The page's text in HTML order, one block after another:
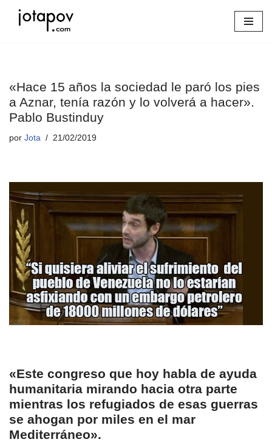
«Hace 15 años la sociedad le paró los pies
a Aznar, tenía razón y lo volverá a hacer».
Pablo Bustinduy
por Jota 21/02/2019
«Este congreso que hoy habla de ayuda
humanitaria mirando hacia otra parte
mientras los refugiados de esas guerras
se ahogan por miles en el mar
Mediterráneo».